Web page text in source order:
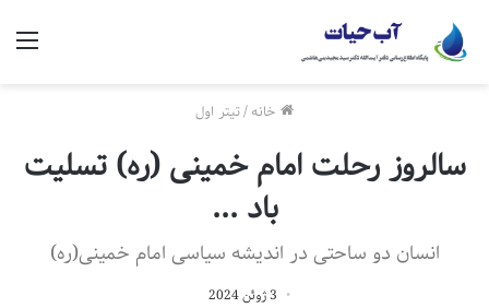
خانه/تیتر اول
سالروز رحلت امام خمینی (ره) تسلیت
باد …
انسان دو ساحتی در اندیشه سیاسی امام خمینی(ره)
3 ژوئن 2024